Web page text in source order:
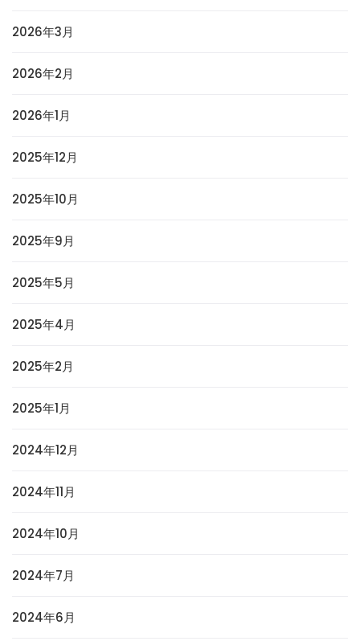
2026年3月
2026年2月
2026年1月
2025年12月
2025年10月
2025年9月
2025年5月
2025年4月
2025年2月
2025年1月
2024年12月
2024年11月
2024年10月
2024年7月
2024年6月